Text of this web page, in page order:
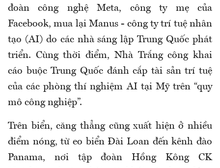
đoàn công nghệ Meta, công ty mẹ của
Facebook, mua lại Manus - công ty trí tuệ nhân
tạo (AI) do các nhà sáng lập Trung Quốc phát
triển. Cùng thời điểm, Nhà Trắng công khai
cáo buộc Trung Quốc đánh cắp tài sản trí tuệ
của các phòng thí nghiệm AI tại Mỹ trên “quy
mô công nghiệp”.
Trên biển, căng thẳng cũng xuất hiện ở nhiều
điểm nóng, từ eo biển Đài Loan đến kênh đào
Panama, nơi tập đoàn Hồng Kông CK